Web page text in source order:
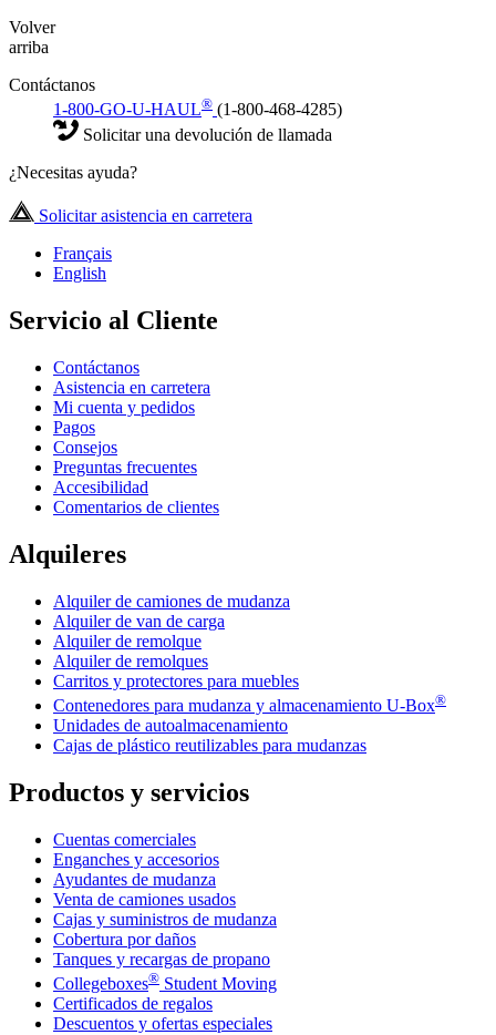
Volver
arriba
Contáctanos
1-800-GO-U-HAUL® (1-800-468-4285)
Solicitar una devolución de llamada
¿Necesitas ayuda?
Solicitar asistencia en carretera
Français
English
Servicio al Cliente
Contáctanos
Asistencia en carretera
Mi cuenta y pedidos
Pagos
Consejos
Preguntas frecuentes
Accesibilidad
Comentarios de clientes
Alquileres
Alquiler de camiones de mudanza
Alquiler de van de carga
Alquiler de remolque
Alquiler de remolques
Carritos y protectores para muebles
Contenedores para mudanza y almacenamiento U-Box®
Unidades de autoalmacenamiento
Cajas de plástico reutilizables para mudanzas
Productos y servicios
Cuentas comerciales
Enganches y accesorios
Ayudantes de mudanza
Venta de camiones usados
Cajas y suministros de mudanza
Cobertura por daños
Tanques y recargas de propano
Collegeboxes® Student Moving
Certificados de regalos
Descuentos y ofertas especiales